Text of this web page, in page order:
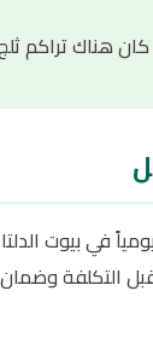
كان هناك تراكم
في بيوت
التكلفة